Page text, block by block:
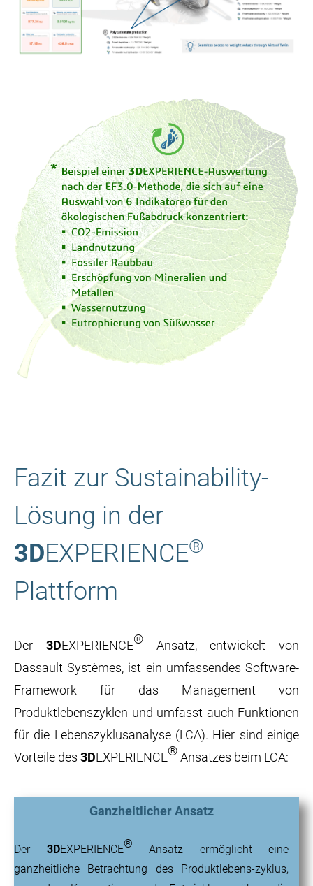
Fazit zur Sustainability-
Lösung in der
3DEXPERIENCE®
Plattform
Der 3DEXPERIENCE® Ansatz, entwickelt von
Dassault Systèmes, ist ein umfassendes Software-
Framework für das Management von
Produktlebenszyklen und umfasst auch Funktionen
für die Lebenszyklusanalyse (LCA). Hier sind einige
Vorteile des 3DEXPERIENCE®Ansatzes beim LCA:
Ganzheitlicher Ansatz
Der 3DEXPERIENCE® Ansatz ermöglicht eine
ganzheitliche Betrachtung des Produktlebens-zyklus,